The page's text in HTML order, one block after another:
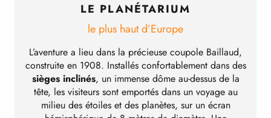
LE PLANÉTARIUM
le plus haut d’Europe
L’aventure a lieu dans la précieuse coupole Baillaud,
construite en 1908. Installés confortablement dans des
sièges inclinés, un immense dôme au-dessus de la
tête, les visiteurs sont emportés dans un voyage au
milieu des étoiles et des planètes, sur un écran